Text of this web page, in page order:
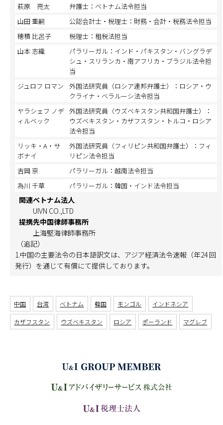
萩原 亮太
弁護士：ベトナム法令担当
山田 重嗣
公認会計士・税理士：財務・会計・税務法令担当
穂積 比呂子
税理士：租税法担当
山本 志織
パラリーガル：インド・パキスタン・バングラデ
シュ・スリランカ・南アフリカ・ブラジル法令担
当
ジュロフ ロマン
外国法研究員（ロシア連邦弁護士）：ロシア・ウ
クライナ・ベラルーシ法令担当
ヤラシェフ ノデ
ィルベック
外国法研究員（ウズベキスタン共和国弁護士）：
ウズベキスタン・カザフスタン・トルコ・ロシア
法令担当
リッキ・A・サ
ボナイ
外国法研究員（フィリピン共和国弁護士）：フィ
リピン法令担当
吉岡 京
パラリーガル：越南法令担当
為川 千草
パラリーガル：韓国・インド法令担当
関連ベトナム法人
UIVN CO.,LTD
提携先中国律師事務所
上海堅海律師事務所
（追記）
1.中国の主要法令の日本語訳文は、アジア経済法令速報（年24 回
発行）を通じて有償にて提供しております。
中国 台湾 ベトナム 韓国 モンゴル インドネシア
カザフスタン ウズベキスタン ロシア ポーランド マグレブ